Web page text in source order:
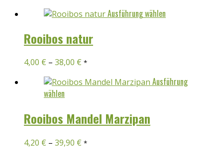
Die
Optionen
auf
Produktseite
werden
Ausführung wählen
Die
Optionen
Rooibos natur
4,00 € – 38,00 € *
Ausführung
wählen
weist
mehrere
auf.
Rooibos Mandel Marzipan
4,20 € – 39,90 € *